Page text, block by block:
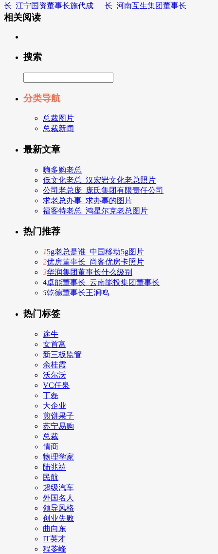
长_江宁国资董事长施代成
长_河南互生集团董事长
相关阅读
搜索
分类导航
总裁图片
总裁新闻
最新文章
嗨多购老总
低文化老总_汉宏岩文化老总照片
公司老总庞_庞氏集团有限责任公司
求老总办事_求办事的图片
福客特老总_鸿星尔克老总图片
热门推荐
15g老总是谁_中国移动5g图片
2优房董事长_尚客优房卡照片
3华润集团董事长什么级别
4卓能董事长_云南能投集团董事长
5乾德董事长王涧鸣
热门标签
途牛
女首富
新三板监管
余桂霞
沃尔沃
VC任泉
丁磊
大企业
煎饼果子
苏宁易购
总裁
情商
物理学家
陆兆禧
民航
超级汽车
外国名人
领导风格
创业失败
曲向东
IT英才
程苓峰